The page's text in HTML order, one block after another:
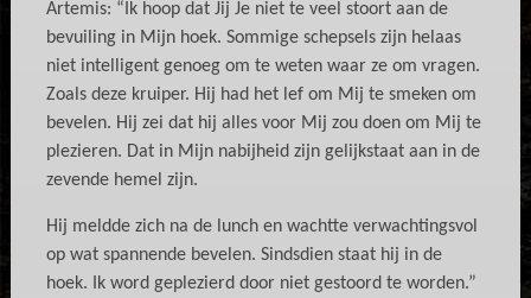
Artemis: “Ik hoop dat Jij Je niet te veel stoort aan de
bevuiling in Mijn hoek. Sommige schepsels zijn helaas
niet intelligent genoeg om te weten waar ze om vragen.
Zoals deze kruiper. Hij had het lef om Mij te smeken om
bevelen. Hij zei dat hij alles voor Mij zou doen om Mij te
plezieren. Dat in Mijn nabijheid zijn gelijkstaat aan in de
zevende hemel zijn.
Hij meldde zich na de lunch en wachtte verwachtingsvol
op wat spannende bevelen. Sindsdien staat hij in de
hoek. Ik word geplezierd door niet gestoord te worden.”